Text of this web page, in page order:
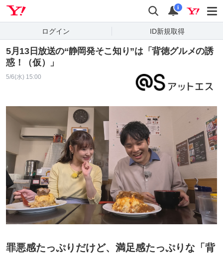
検索 通知
i
ログイン ID新規取得
5月13日放送の“静岡発そこ知り”は「背徳グルメの誘
惑！（仮）」
5/6(水) 15:00
罪悪感たっぷりだけど、満足感たっぷりな「背